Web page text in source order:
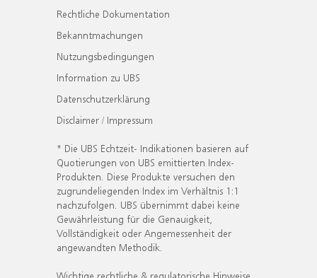
Rechtliche Dokumentation
Bekanntmachungen
Nutzungsbedingungen
Information zu UBS
Datenschutzerklärung
Disclaimer / Impressum
* Die UBS Echtzeit- Indikationen basieren auf
Quotierungen von UBS emittierten Index-
Produkten. Diese Produkte versuchen den
zugrundeliegenden Index im Verhältnis 1:1
nachzufolgen. UBS übernimmt dabei keine
Gewährleistung für die Genauigkeit,
Vollständigkeit oder Angemessenheit der
angewandten Methodik.